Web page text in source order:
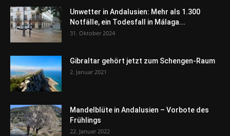
Unwetter in Andalusien: Mehr als 1.300
Notfälle, ein Todesfall in Málaga...
31. Oktober 2024
Gibraltar gehört jetzt zum Schengen-Raum
2. Januar 2021
Mandelblüte in Andalusien – Vorbote des
Frühlings
22. Januar 2022